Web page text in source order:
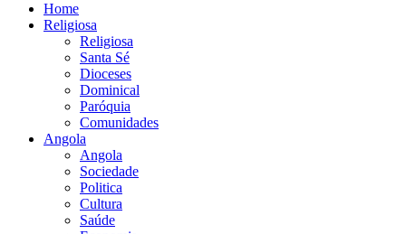
Home
Religiosa
Religiosa
Santa Sé
Dioceses
Dominical
Paróquia
Comunidades
Angola
Angola
Sociedade
Politica
Cultura
Saúde